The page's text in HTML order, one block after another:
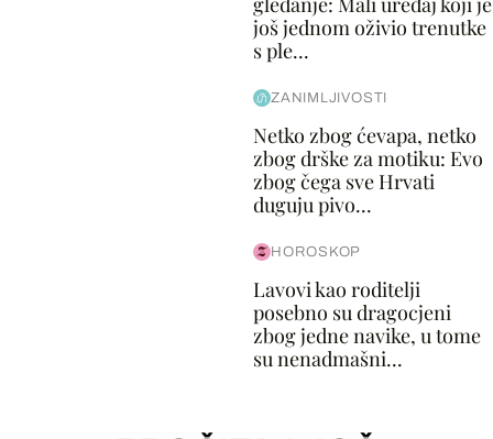
još jednom oživio trenutke
s ple...
ZANIMLJIVOSTI
Netko zbog ćevapa, netko
zbog drške za motiku: Evo
zbog čega sve Hrvati
duguju pivo...
HOROSKOP
Lavovi kao roditelji
posebno su dragocjeni
zbog jedne navike, u tome
su nenadmašni...